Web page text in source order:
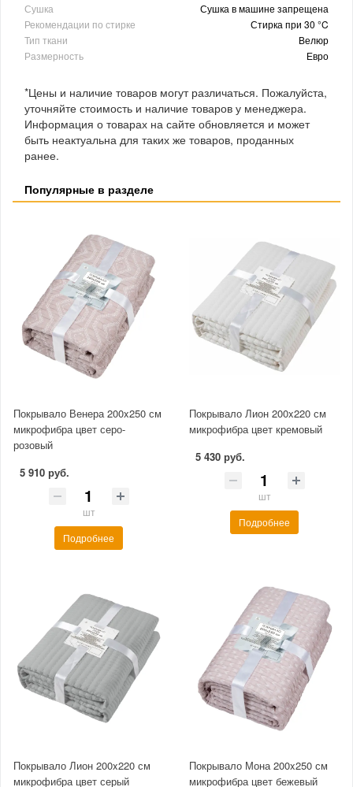
Сушка
Сушка в машине запрещена
Рекомендации по стирке
Стирка при 30 °C
Тип ткани
Велюр
Размерность
Евро
*Цены и наличие товаров могут различаться. Пожалуйста,
уточняйте стоимость и наличие товаров у менеджера.
Информация о товарах на сайте обновляется и может
быть неактуальна для таких же товаров, проданных
ранее.
Популярные в разделе
Покрывало Венера 200x250 см
микрофибра цвет серо-
розовый
5 910 руб.
шт
Подробнее
Покрывало Лион 200x220 см
микрофибра цвет кремовый
5 430 руб.
шт
Подробнее
Покрывало Лион 200x220 см
микрофибра цвет серый
Покрывало Мона 200x250 см
микрофибра цвет бежевый